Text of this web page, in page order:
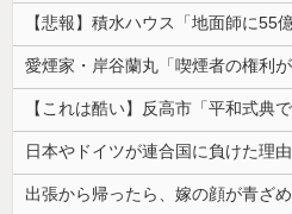
日本やドイツが連合国に負けた理由